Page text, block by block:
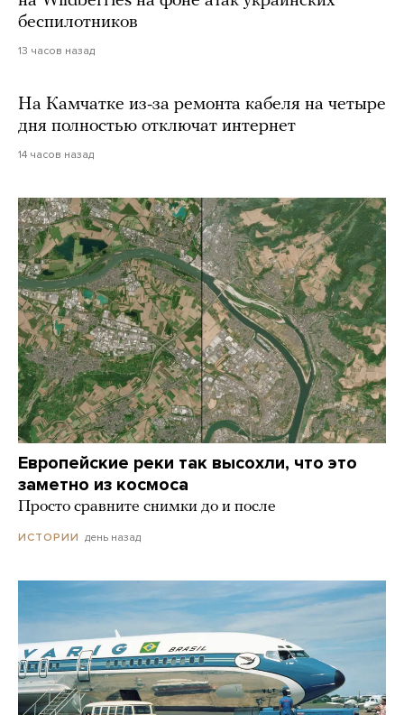
беспилотников
13 часов назад
На Камчатке из-за ремонта кабеля на четыре
дня полностью отключат интернет
14 часов назад
Европейские реки так высохли, что это
заметно из космоса
Просто сравните снимки до и после
ИСТОРИИ день назад